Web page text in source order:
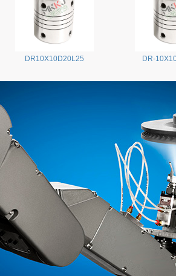
DR10X10D20L25 DR-